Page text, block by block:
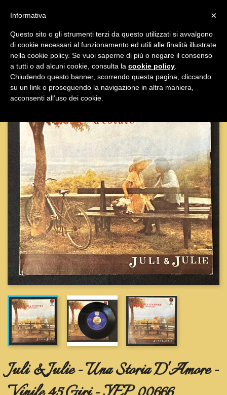


Juli & Julie - Una Storia D'Amore -
×
Informativa
Questo sito o gli strumenti terzi da questo utilizzati si avvalgono
di cookie necessari al funzionamento ed utili alle finalità illustrate
nella cookie policy. Se vuoi saperne di più o negare il consenso
a tutti o ad alcuni cookie, consulta la cookie policy
Chiudendo questo banner, scorrendo questa pagina, cliccando
su un link o proseguendo la navigazione in altra maniera,
acconsenti all’uso dei cookie.